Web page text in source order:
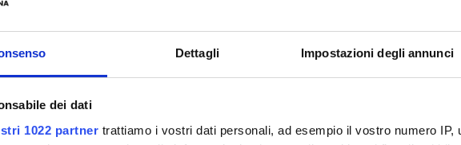
Dettagli Impostazioni degli annunci
dei dati
1022 partner trattiamo i vostri dati personali, ad esempio il vostro numero IP,
CONVEGNI FACOLTÀ DI MEDICINA E CHIRURGIA